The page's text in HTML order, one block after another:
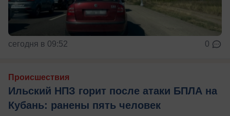
сегодня в 09:52 0
Происшествия
Ильский НПЗ горит после атаки БПЛА на
Кубань: ранены пять человек